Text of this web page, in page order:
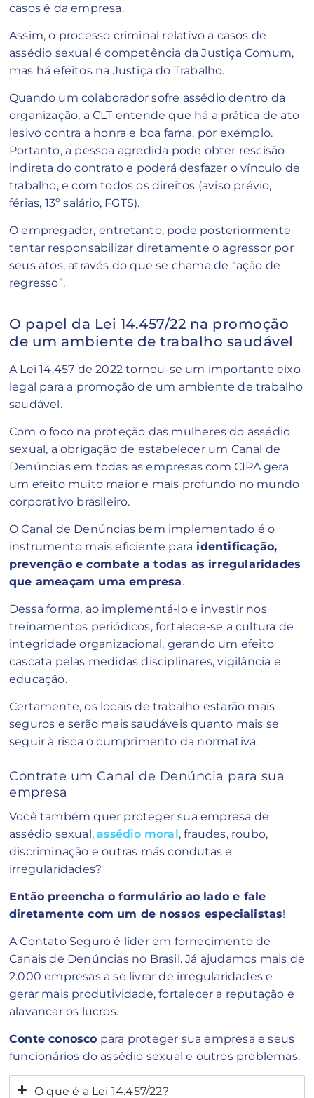
casos é da empresa.
Assim, o processo criminal relativo a casos de
assédio sexual é competência da Justiça Comum,
mas há efeitos na Justiça do Trabalho.
Quando um colaborador sofre assédio dentro da
organização, a CLT entende que há a prática de ato
lesivo contra a honra e boa fama, por exemplo.
Portanto, a pessoa agredida pode obter rescisão
indireta do contrato e poderá desfazer o vínculo de
trabalho, e com todos os direitos (aviso prévio,
férias, 13º salário, FGTS).
O empregador, entretanto, pode posteriormente
tentar responsabilizar diretamente o agressor por
seus atos, através do que se chama de “ação de
regresso”.
O papel da Lei 14.457/22 na promoção
de um ambiente de trabalho saudável
A Lei 14.457 de 2022 tornou-se um importante eixo
legal para a promoção de um ambiente de trabalho
saudável.
Com o foco na proteção das mulheres do assédio
sexual, a obrigação de estabelecer um Canal de
Denúncias em todas as empresas com CIPA gera
um efeito muito maior e mais profundo no mundo
corporativo brasileiro.
O Canal de Denúncias bem implementado é o
instrumento mais eficiente para identificação,
prevenção e combate a todas as irregularidades
que ameaçam uma empresa.
Dessa forma, ao implementá-lo e investir nos
treinamentos periódicos, fortalece-se a cultura de
integridade organizacional, gerando um efeito
cascata pelas medidas disciplinares, vigilância e
educação.
Certamente, os locais de trabalho estarão mais
seguros e serão mais saudáveis quanto mais se
seguir à risca o cumprimento da normativa.
Contrate um Canal de Denúncia para sua
empresa
Você também quer proteger sua empresa de
assédio sexual,assédio moral, fraudes, roubo,
discriminação e outras más condutas e
irregularidades?
Então preencha o formulário ao lado e fale
diretamente com um de nossos especialistas!
A Contato Seguro é líder em fornecimento de
Canais de Denúncias no Brasil. Já ajudamos mais de
2.000 empresas a se livrar de irregularidades e
gerar mais produtividade, fortalecer a reputação e
alavancar os lucros.
Conte conosco para proteger sua empresa e seus
funcionários do assédio sexual e outros problemas.
O que é a Lei 14.457/22?